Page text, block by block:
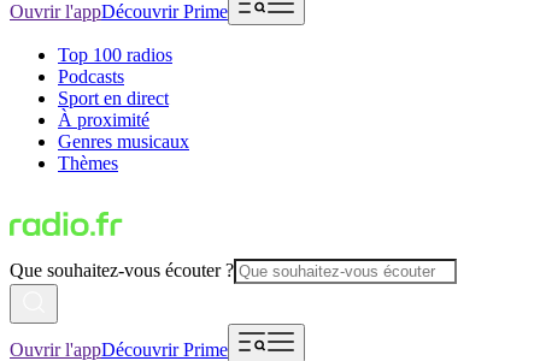
Ouvrir l'appDécouvrir Prime
Top 100 radios
Podcasts
Sport en direct
À proximité
Genres musicaux
Thèmes
Que souhaitez-vous écouter ?
Ouvrir l'appDécouvrir Prime